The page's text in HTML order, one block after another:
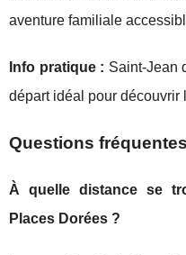
aventure familiale
Info pratique : Saint-Jean
départ idéal pour découvrir
Questions fréquentes
À quelle distance se
Places Dorées ?